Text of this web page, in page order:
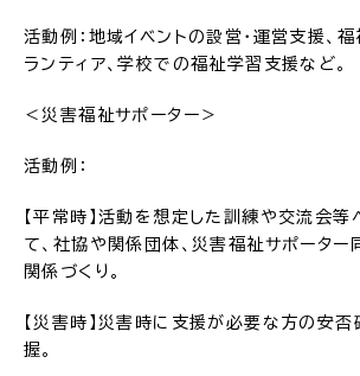
活動例：地域イベントの設営・運営支援、
ランティア、学校での福祉学習支援など。
＜災害福祉サポーター＞
活動例：
【平常時】活動を想定した訓練や交流会等
て、社協や関係団体、災害福祉サポーター
関係づくり。
【災害時】災害時に支援が必要な方の安
握。